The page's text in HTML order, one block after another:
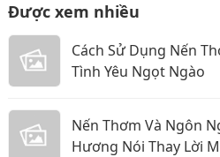
Được xem nhiều
Cách Sử Dụng Nến
Tình Yêu Ngọt Ngào
Nến Thơm Và Ngôn
Hương Nói Thay Lời